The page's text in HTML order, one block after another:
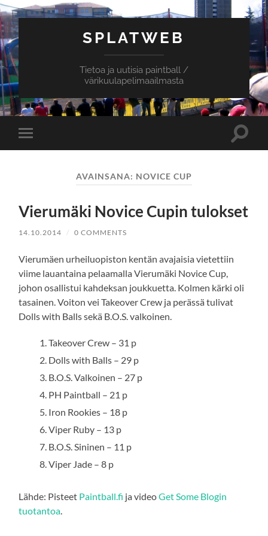
SPLATWEB
Tietoa ja uutisia paintball /
värikuulapelimaailmasta
Toggle
mobile
Toggle
AVAINSANA: NOVICE CUP
Vierumäki Novice Cupin tulokset
14.10.2014 / 0 COMMENTS
Vierumäen urheiluopiston kentän avajaisia vietettiin
viime lauantaina pelaamalla Vierumäki Novice Cup,
johon osallistui kahdeksan joukkuetta. Kolmen kärki oli
tasainen. Voiton vei Takeover Crew ja perässä tulivat
Dolls with Balls sekä B.O.S. valkoinen.
Takeover Crew – 31 p
Dolls with Balls – 29 p
B.O.S. Valkoinen – 27 p
PH Paintball – 21 p
Iron Rookies – 18 p
Viper Ruby – 13 p
B.O.S. Sininen – 11 p
Viper Jade – 8 p
Lähde: Pisteet Paintball.fi ja videoGet Some Blogin
tuotantoa.